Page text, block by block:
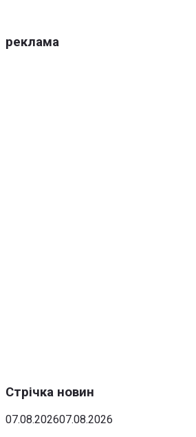
реклама
Стрічка новин
07.08.202607.08.2026